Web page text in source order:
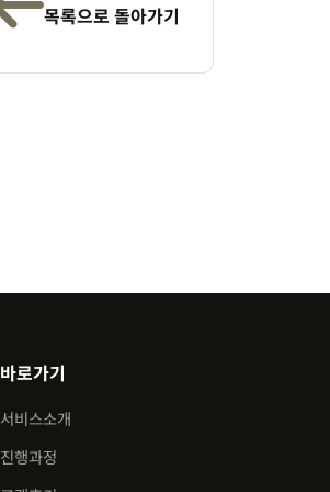
목록으로 돌아가기
바로가기
서비스소개
진행과정